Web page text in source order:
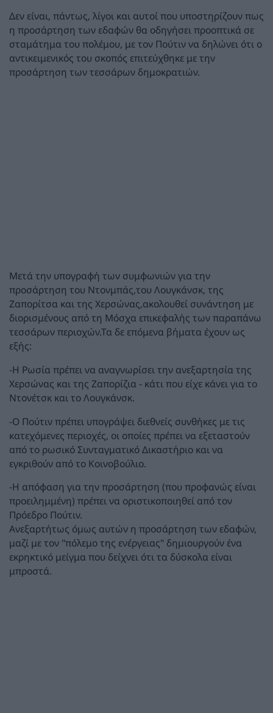
Δεν είναι, πάντως, λίγοι και αυτοί που υποστηρίζουν πως
η προσάρτηση των εδαφών θα οδηγήσει προοπτικά σε
σταμάτημα του πολέμου, με τον Πούτιν να δηλώνει ότι ο
αντικειμενικός του σκοπός επιτεύχθηκε με την
προσάρτηση των τεσσάρων δημοκρατιών.
Μετά την υπογραφή των συμφωνιών για την
προσάρτηση του Ντονμπάς,του Λουγκάνσκ, της
Ζαπορίτσα και της Χερσώνας,ακολουθεί συνάντηση με
διορισμένους από τη Μόσχα επικεφαλής των παραπάνω
τεσσάρων περιοχών.Τα δε επόμενα βήματα έχουν ως
εξής:
-Η Ρωσία πρέπει να αναγνωρίσει την ανεξαρτησία της
Χερσώνας και της Ζαπορίζια - κάτι που είχε κάνει για το
Ντονέτσκ και το Λουγκάνσκ.
-Ο Πούτιν πρέπει υπογράψει διεθνείς συνθήκες με τις
κατεχόμενες περιοχές, οι οποίες πρέπει να εξεταστούν
από το ρωσικό Συνταγματικό Δικαστήριο και να
εγκριθούν από το Κοινοβούλιο.
-Η απόφαση για την προσάρτηση (που προφανώς είναι
προειλημμένη) πρέπει να οριστικοποιηθεί από τον
Πρόεδρο Πούτιν.
Ανεξαρτήτως όμως αυτών η προσάρτηση των εδαφών,
μαζί με τον "πόλεμο της ενέργειας" δημιουργούν ένα
εκρηκτικό μείγμα που δείχνει ότι τα δύσκολα είναι
μπροστά.